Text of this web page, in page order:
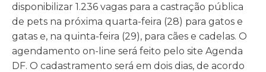
disponibilizar 1.236 vagas para a castração pública
de pets na próxima quarta-feira (28) para gatos e
gatas e, na quinta-feira (29), para cães e cadelas. O
agendamento on-line será feito pelo site Agenda
DF. O cadastramento será em dois dias, de acordo